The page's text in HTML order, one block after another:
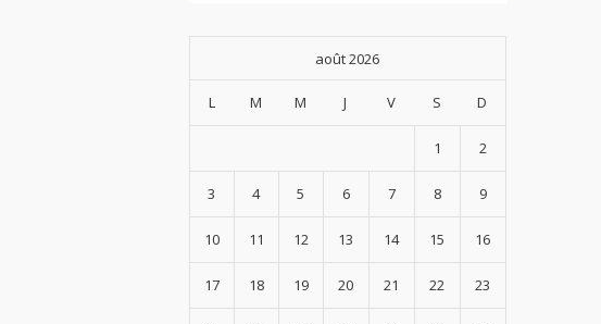
août 2026
L M M J V S D
1 2
3 4 5 6 7 8 9
10 11 12 13 14 15 16
17 18 19 20 21 22 23